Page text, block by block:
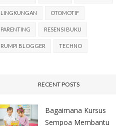
LINGKUNGAN OTOMOTIF
PARENTING RESENSI BUKU
RUMPI BLOGGER TECHNO
RECENT POSTS
Bagaimana Kursus
Sempoa Membantu